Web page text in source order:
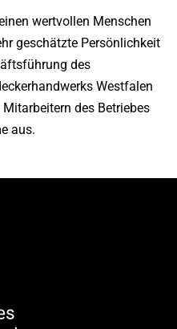
wertvollen Menschen
geschätzte Persönlichkeit
des
Westfalen
des Betriebes
aus.